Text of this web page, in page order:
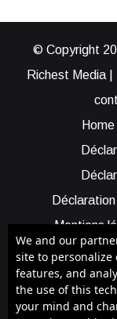
© Copyright
Richest Media
Home
Mentions
Cookie
Qui
We and our
site to personalize
features, and
the use of this
your mind and